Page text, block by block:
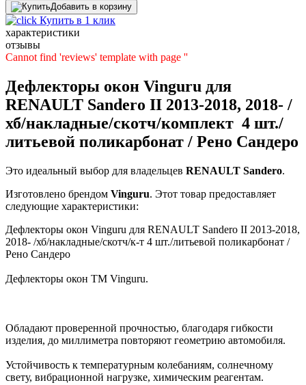
Добавить в корзину
Купить в 1 клик
характеристики
отзывы
Cannot find 'reviews' template with page ''
Дефлекторы окон Vinguru для
RENAULT Sandero II 2013-2018, 2018- /
хб/накладные/скотч/комплект 4 шт./
литьевой поликарбонат / Рено Сандеро
Это идеальный выбор для владельцев RENAULT Sandero.
Изготовлено брендом Vinguru. Этот товар предоставляет
следующие характеристики:
Дефлекторы окон Vinguru для RENAULT Sandero II 2013-2018,
2018- /хб/накладные/скотч/к-т 4 шт./литьевой поликарбонат /
Рено Сандеро
Дефлекторы окон ТМ Vinguru.
Обладают проверенной прочностью, благодаря гибкости
изделия, до миллиметра повторяют геометрию автомобиля.
Устойчивость к температурным колебаниям, солнечному
свету, вибрационной нагрузке, химическим реагентам.